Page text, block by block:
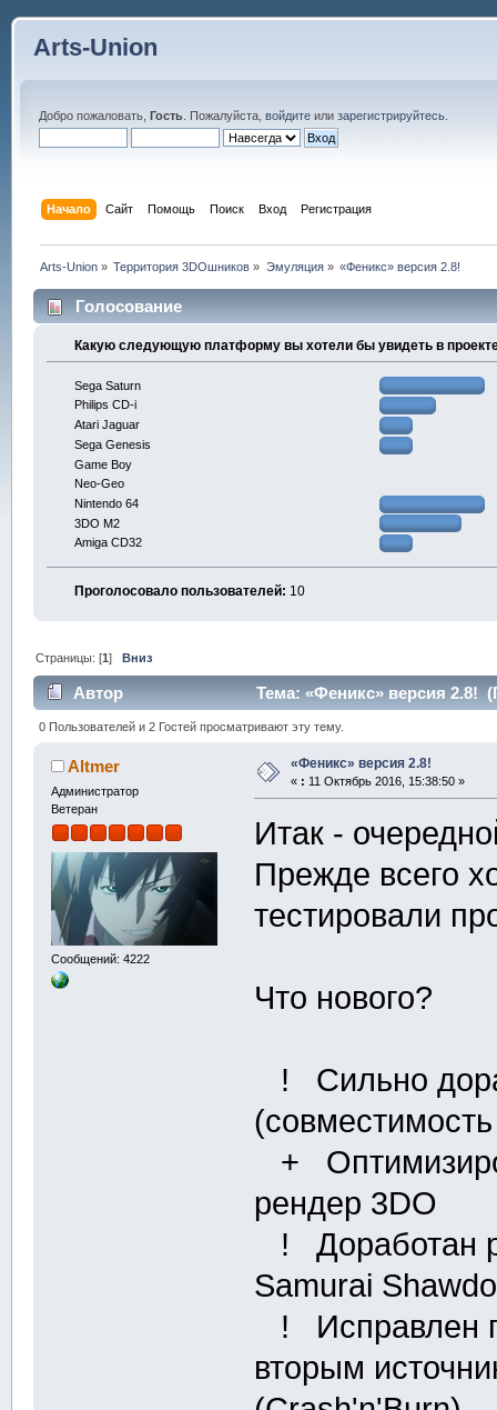
Arts-Union
Добро пожаловать, Гость. Пожалуйста, войдитеили зарегистрируйтесь.
Начало Сайт Помощь Поиск Вход Регистрация
Arts-Union » Территория 3DOшников » Эмуляция» «Феникс» версия 2.8!
Голосование
Какую следующую платформу вы хотели бы увидеть в
Sega Saturn
Philips CD-i
Atari Jaguar
Sega Genesis
Game Boy
Neo-Geo
Nintendo 64
3DO M2
Amiga CD32
Проголосовало пользователей: 10
Страницы: [1] Вниз
Автор Тема: «Феникс» версия 2.8!
0 Пользователей и 2 Гостей просматривают эту тему.
Altmer
Администратор
Ветеран
Сообщений: 4222
«Феникс» версия 2.8!
« : 11 Октябрь 2016, 15:38:50 »
Итак -
Прежде всего
тестировали
Что нового?
! Сильно
+
рендер 3DO
! Доработан
Samurai
! Исправлен
вторым